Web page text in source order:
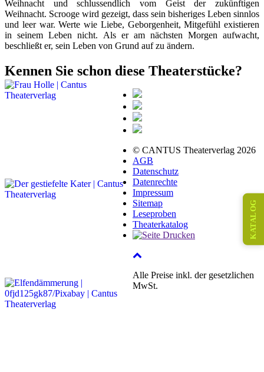
Weihnacht und schlussendlich vom Geist der zukünftigen
Weihnacht. Scrooge wird gezeigt, dass sein bisheriges Leben sinnlos
und leer war. Werte wie Liebe, Geborgenheit, Mitgefühl existieren
in seinem Leben nicht. Als er am nächsten Morgen aufwacht,
beschließt er, sein Leben von Grund auf zu ändern.
Kennen Sie schon diese Theaterstücke?
© CANTUS Theaterverlag 2026
AGB
Datenschutz
Datenrechte
Impressum
Sitemap
Leseproben
Theaterkatalog
Alle Preise inkl. der gesetzlichen
MwSt.
KATALOG